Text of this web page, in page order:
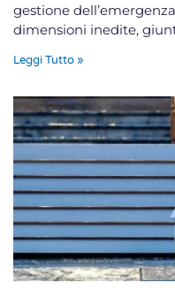
gestione
dimensioni inedite,
Leggi Tutto »